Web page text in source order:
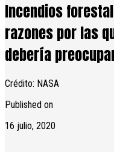
Incendios
razones por las
debería
Crédito: NASA
Published on
16 julio, 2020